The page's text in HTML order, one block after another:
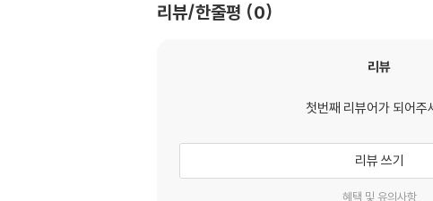
리뷰/한줄평 0
리뷰
첫번째 리뷰어가 되어주
리뷰 쓰기
혜택 및 유의사항